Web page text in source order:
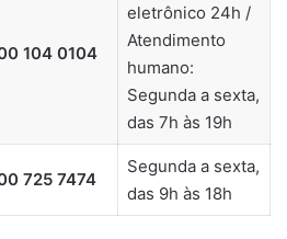
104 0104
eletrônico 24h /
Atendimento
humano:
Segunda a sexta,
das 7h às 19h
725 7474
Segunda a sexta,
das 9h às 18h